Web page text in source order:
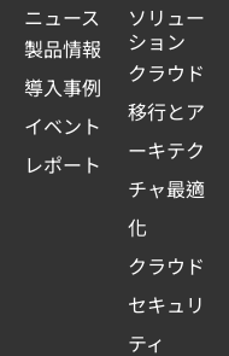
ニュース
製品情報
導入事例
イベント
レポート
ソリュー
ション
クラウド
移行とア
ーキテク
チャ最適
化
クラウド
セキュリ
ティ